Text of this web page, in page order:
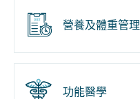
營養及體重管理
功能醫學